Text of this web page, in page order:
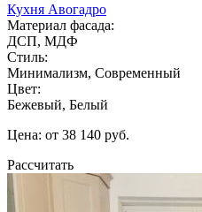
Кухня Авогадро
Материал фасада:
ДСП, МДФ
Стиль:
Минимализм, Современный
Цвет:
Бежевый, Белый
Цена: от 38 140 руб.
Рассчитать